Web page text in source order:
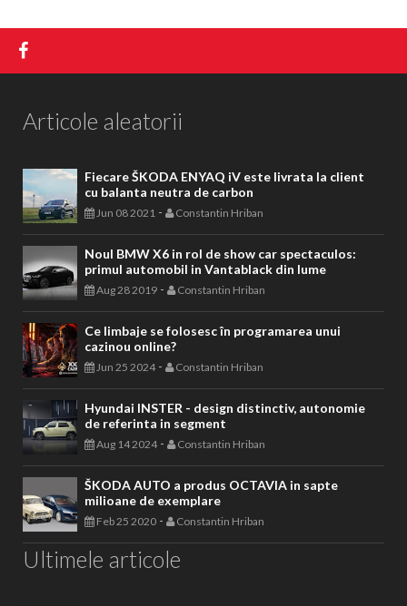
Articole aleatorii
Fiecare ŠKODA ENYAQ iV este livrata la client
cu balanta neutra de carbon
Jun 08 2021 - Constantin Hriban
Noul BMW X6 in rol de show car spectaculos:
primul automobil in Vantablack din lume
Aug 28 2019 - Constantin Hriban
Ce limbaje se folosesc în programarea unui
cazinou online?
Jun 25 2024- Constantin Hriban
Hyundai INSTER - design distinctiv, autonomie
de referinta in segment
Aug 14 2024- Constantin Hriban
ŠKODA AUTO a produs OCTAVIA in sapte
milioane de exemplare
Feb 25 2020 - Constantin Hriban
Ultimele articole